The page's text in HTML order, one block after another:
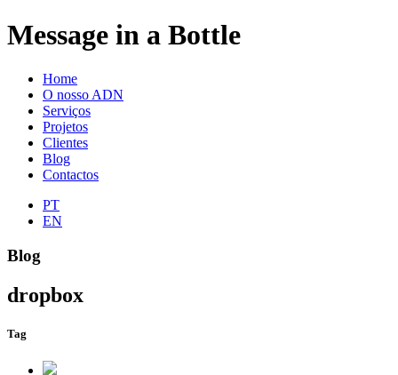
Message in a Bottle
Home
O nosso ADN
Serviços
Projetos
Clientes
Blog
Contactos
PT
EN
Blog
dropbox
Tag